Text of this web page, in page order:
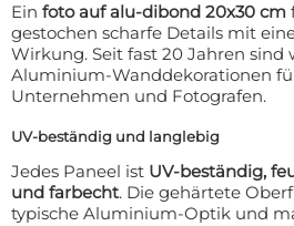
Ein foto auf alu-dibond 20x30 cm
gestochen scharfe Details mit
Wirkung. Seit fast 20 Jahren sind
Aluminium-Wanddekorationen
Unternehmen und Fotografen.
UV-beständig und langlebig
Jedes Paneel ist UV-beständig,
und farbecht. Die gehärtete
typische Aluminium-Optik und